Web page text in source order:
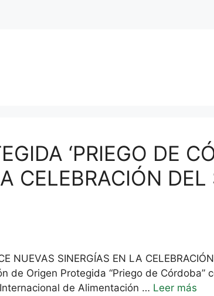
‘PRIEGO DE
CELEBRACIÓN DEL
NUEVAS SINERGÍAS EN LA
de Origen Protegida “Priego de Córdoba”
de Alimentación … Leer más